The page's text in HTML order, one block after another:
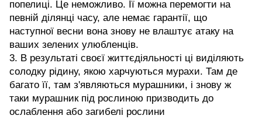
попелиці. Це неможливо. Її можна перемогти на
певній ділянці часу, але немає гарантії, що
наступної весни вона знову не влаштує атаку на
ваших зелених улюбленців.
3. В результаті своєї життєдіяльності ці виділяють
солодку рідину, якою харчуються мурахи. Там де
багато її, там з'являються мурашники, і знову ж
таки мурашник під рослиною призводить до
ослаблення або загибелі рослини